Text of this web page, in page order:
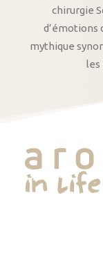
chirurgie
d’émotions
mythique
les